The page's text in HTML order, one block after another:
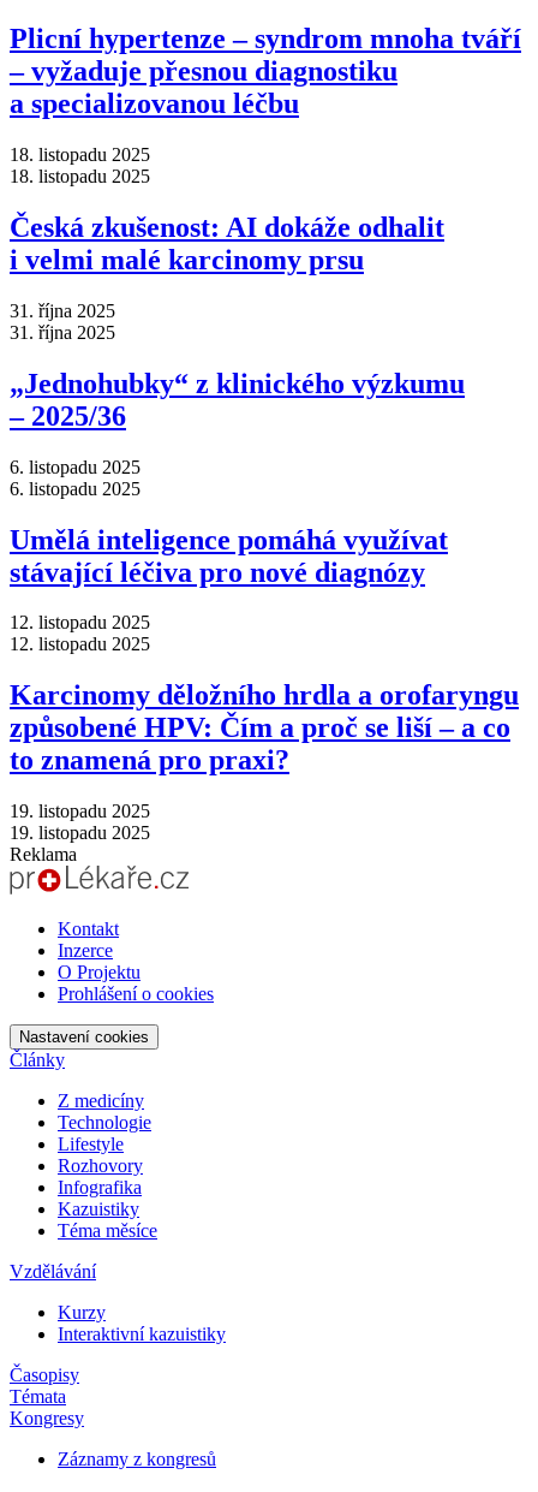
Plicní hypertenze –⁠ syndrom mnoha tváří
–⁠ vyžaduje přesnou diagnostiku
a specializovanou léčbu
18. listopadu 2025
18. listopadu 2025
Česká zkušenost: AI dokáže odhalit
i velmi malé karcinomy prsu
31. října 2025
31. října 2025
„Jednohubky“ z klinického výzkumu
–⁠ 2025/36
6. listopadu 2025
6. listopadu 2025
Umělá inteligence pomáhá využívat
stávající léčiva pro nové diagnózy
12. listopadu 2025
12. listopadu 2025
Karcinomy děložního hrdla a orofaryngu
způsobené HPV: Čím a proč se liší –⁠ a co
to znamená pro praxi?
19. listopadu 2025
19. listopadu 2025
Reklama
Kontakt
Inzerce
O Projektu
Prohlášení o cookies
Nastavení cookies
Články
Z medicíny
Technologie
Lifestyle
Rozhovory
Infografika
Kazuistiky
Téma měsíce
Vzdělávání
Kurzy
Interaktivní kazuistiky
Časopisy
Témata
Kongresy
Záznamy z kongresů